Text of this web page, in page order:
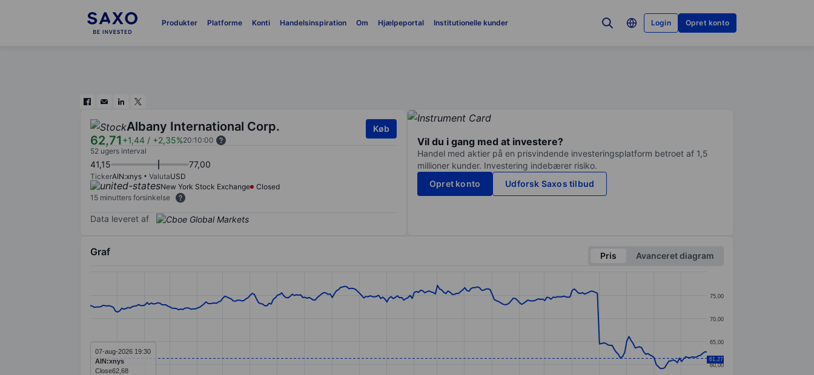
Produkter Platforme Konti Handelsinspiration Om Hjælpeportal Institutionelle kunder Login Opret konto
Albany International Corp.
62,71+1,44 / +2,35%20:10:00
Køb
52 ugers interval
41,15 77,00
TickerAIN:xnys ValutaUSD
New York Stock Exchange
Closed
15 minutters forsinkelse
Data leveret af
Vil du i gang med at investere?
Handel med aktier på en prisvindende investeringsplatform betroet af 1,5
millioner kunder. Investering indebærer risiko.
Opret konto
Udforsk Saxos tilbud
Graf Pris
Avanceret diagram
Line chart with 294 data points.
60,00
65,00
70,00
75,00
61,27
07-aug-2026 19:30
AIN:xnys
Close62,68